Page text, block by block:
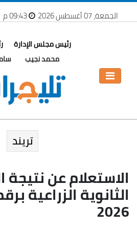
الجمعة، 07 أغسطس 2026 09:43 م
رئيس مجلس الإدارة
محمد نجيب
تريند
الاستعلام عن
الثانوية الزراعية
2026